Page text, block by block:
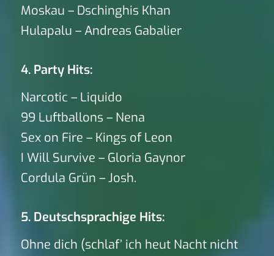
Moskau – Dschinghis Khan
Hulapalu – Andreas Gabalier
4. Party Hits:
Narcotic – Liquido
99 Luftballons – Nena
Sex on Fire – Kings of Leon
I Will Survive – Gloria Gaynor
Cordula Grün – Josh.
5. Deutschsprachige Hits:
Ohne dich (schlaf’ ich heut Nacht nicht